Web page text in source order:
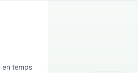
en temps